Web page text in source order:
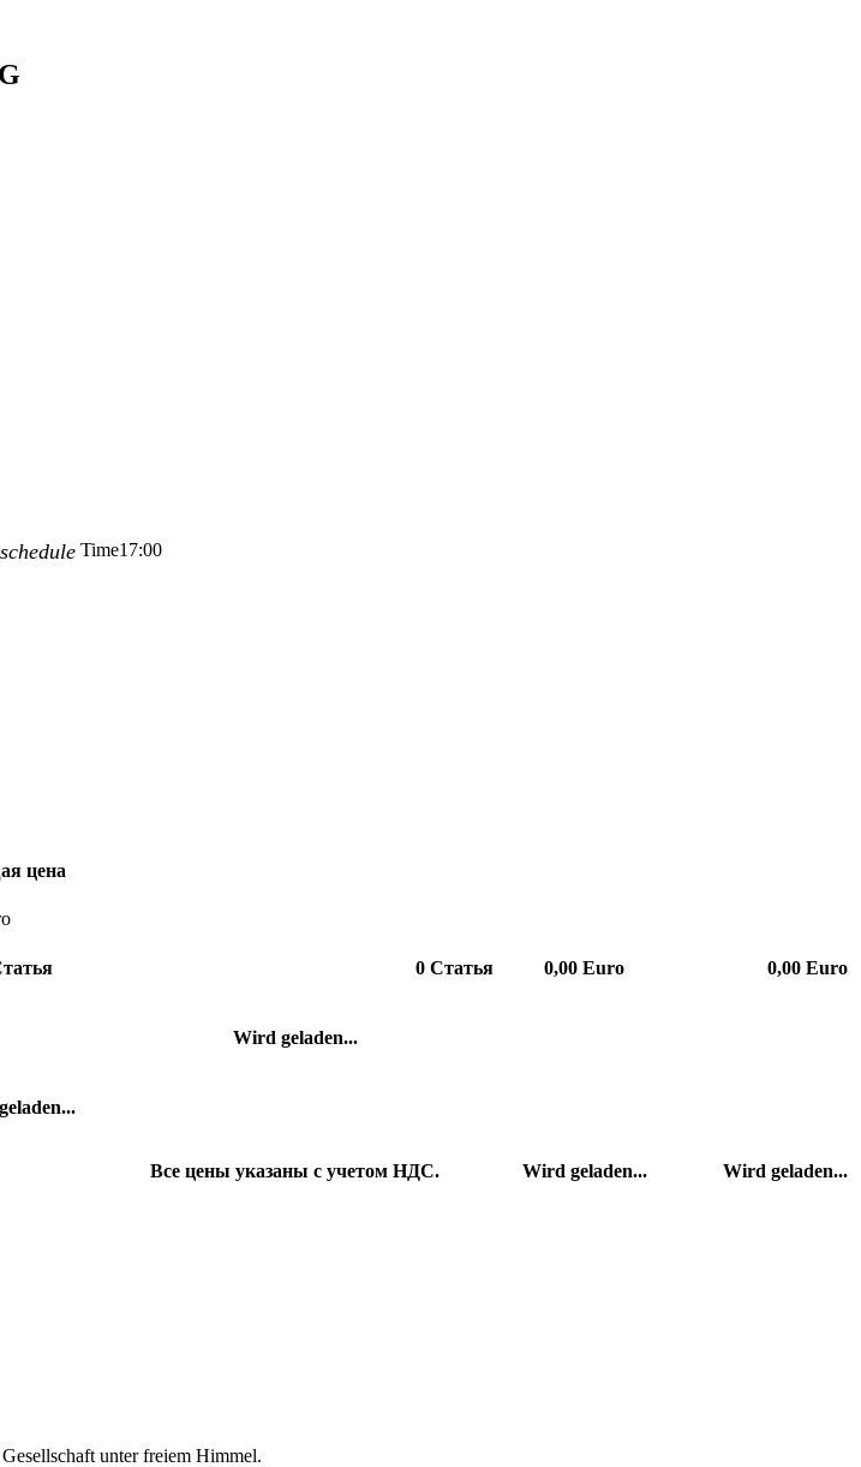
schedule Time17:00
цена
0 Статья 0,00 Euro
0,00 Euro
Wird geladen...
Все цены указаны с учетом НДС. Wird geladen...
Wird geladen...
unter freiem Himmel.